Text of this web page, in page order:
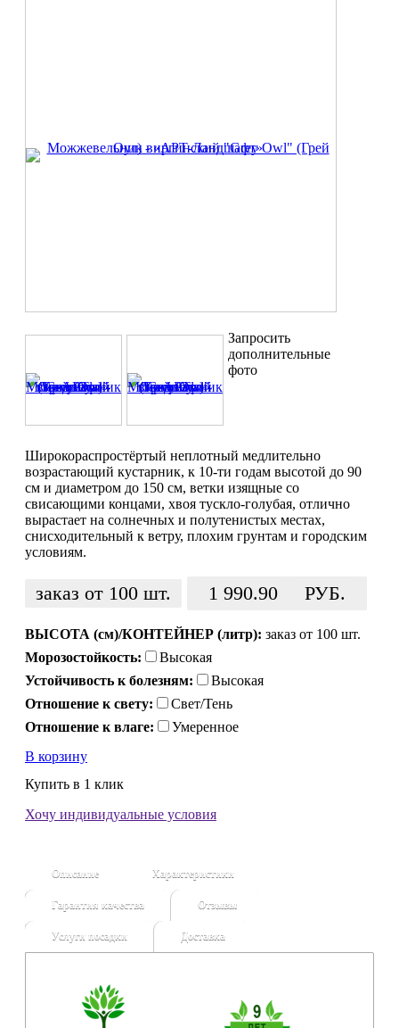
Запросить
дополнительные
фото
Широкораспростёртый неплотный медлительно
возрастающий кустарник, к 10-ти годам высотой до 90
см и диаметром до 150 см, ветки изящные со
свисающими концами, хвоя тускло-голубая, отлично
вырастает на солнечных и полутенистых местах,
снисходительный к ветру, плохим грунтам и городским
условиям.
заказ от 100 шт. 1 990.90 РУБ.
ВЫСОТА (см)/КОНТЕЙНЕР (литр): заказ от 100 шт.
Морозостойкость:
Высокая
Устойчивость к болезням:
Высокая
Отношение к свету:
Свет/Тень
Отношение к влаге:
Умеренное
В корзину
Купить в 1 клик
Хочу индивидуальные условия
Описание Характеристики
Гарантия качества Отзывы
Услуги посадки Доставка